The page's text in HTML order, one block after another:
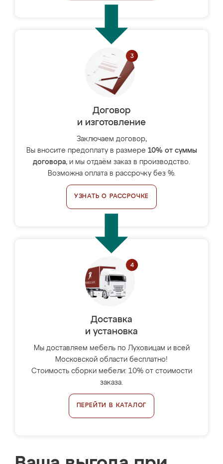
Договор
и изготовление
Заключаем договор,
Вы вносите предоплату в размере 10% от суммы
договора, и мы отдаём заказ в производство.
Возможна оплата в рассрочку без %.
УЗНАТЬ О РАССРОЧКЕ
Доставка
и установка
Мы доставляем мебель по Луховицам и всей
Московской области бесплатно!
Стоимость сборки мебели: 10% от стоимости
заказа.
ПЕРЕЙТИ В КАТАЛОГ